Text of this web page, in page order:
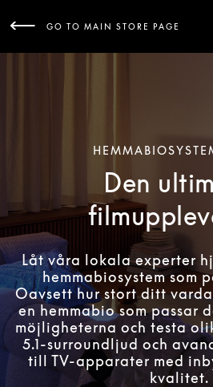
GO TO MAIN STORE PAGE
Den
Låt våra lokala experter
hemmabiosystem som
Oavsett hur stort ditt
en hemmabio som passar
möjligheterna och testa
5.1-surroundljud och
till TV-apparater med
kvalitet.